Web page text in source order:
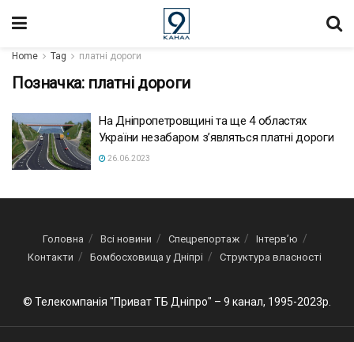
Home Tag платні дороги
Позначка: платні дороги
На Дніпропетровщині та ще 4 областях
України незабаром з’являться платні дороги
26.06.2023
Головна Всі новини Спецрепортаж
Інтерв’ю
Контакти
Бомбосховища у Дніпрі Структура власності
© Телекомпанія "Приват ТБ Дніпро" – 9 канал, 1995-2023р.